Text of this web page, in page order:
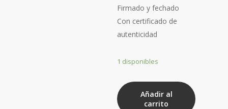
Firmado y fechado
Con certificado de
autenticidad
1 disponibles
LIBRA
cantidad
Añadir al
carrito